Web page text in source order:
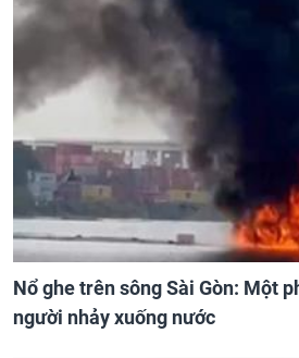
Nổ ghe trên sông Sài Gòn: Một
người nhảy xuống nước